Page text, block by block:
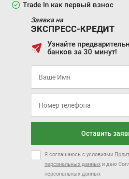
Trade In как первый взнос
Заявка на
ЭКСПРЕСС-КРЕДИТ
Узнайте
банков за 30 минут!
Оставить
Я соглашаюсь с условиями
персональных данных и даю
персональных данных